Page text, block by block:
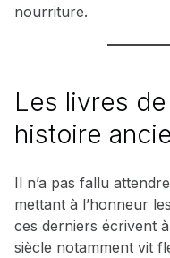
nourriture.
Les livres
histoire
Il n’a pas fallu
mettant à l’honneur
ces derniers écrivent
siècle notamment vit